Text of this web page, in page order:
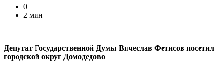
0
2 мин
Депутат Государственной Думы Вячеслав Фетисов посетил
городской округ Домодедово